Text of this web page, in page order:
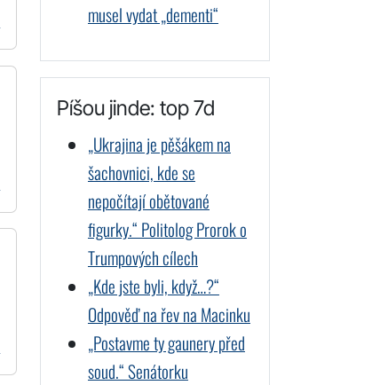
musel vydat „dementi“
Píšou jinde: top 7d
„Ukrajina je pěšákem na
šachovnici, kde se
nepočítají obětované
figurky.“ Politolog Prorok o
Trumpových cílech
„Kde jste byli, když…?“
Odpověď na řev na Macinku
„Postavme ty gaunery před
soud.“ Senátorku